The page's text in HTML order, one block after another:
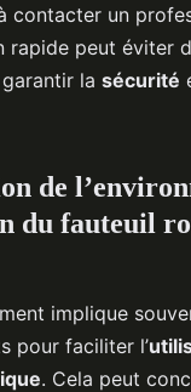
contacter un
rapide peut éviter
la sécurité
de
du fauteuil
implique
pour faciliter l’
. Cela peut